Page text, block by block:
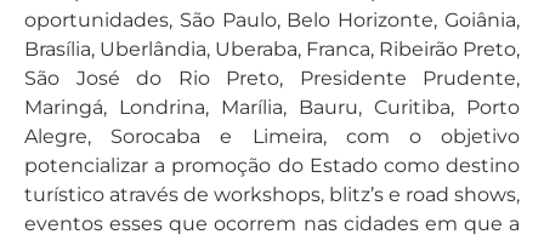
oportunidades, São Paulo, Belo Horizonte, Goiânia,
Brasília, Uberlândia, Uberaba, Franca, Ribeirão Preto,
São José do Rio Preto, Presidente Prudente,
Maringá, Londrina, Marília, Bauru, Curitiba, Porto
Alegre, Sorocaba e Limeira, com o objetivo
potencializar a promoção do Estado como destino
turístico através de workshops, blitz’s e road shows,
eventos esses que ocorrem nas cidades em que a